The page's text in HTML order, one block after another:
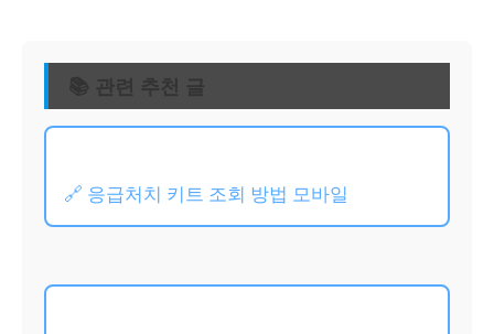
📚 관련 추천 글
🔗 응급처치 키트 조회 방법 모바일